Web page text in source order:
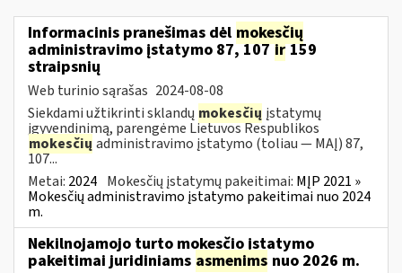
Informacinis pranešimas dėl mokesčių
administravimo įstatymo 87, 107ir159
straipsnių
Web turinio sąrašas 2024-08-08
Siekdami užtikrinti sklandų mokesčių įstatymų
įgyvendinimą, parengėme Lietuvos Respublikos
mokesčių administravimo įstatymo (toliau — MAĮ) 87,
107...
Metai: 2024 Mokesčių įstatymų pakeitimai: MĮP 2021 »
Mokesčių administravimo įstatymo pakeitimai nuo 2024
m.
Nekilnojamojo turto mokesčio įstatymo
pakeitimai juridiniams asmenims nuo 2026 m.